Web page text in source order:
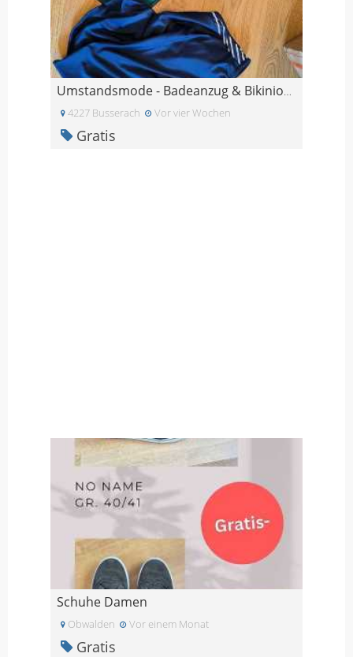
Umstandsmode - Badeanzug & Bikinioberteil für Schw
4227 Busserach Vor vier Wochen
Gratis
Schuhe Damen
Obwalden Vor einem Monat
Gratis